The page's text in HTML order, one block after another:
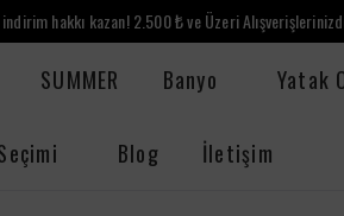
indirim hakkı kazan! 2.500 ₺ ve Üzeri
SUMMER Banyo Yatak
Blog İletişim